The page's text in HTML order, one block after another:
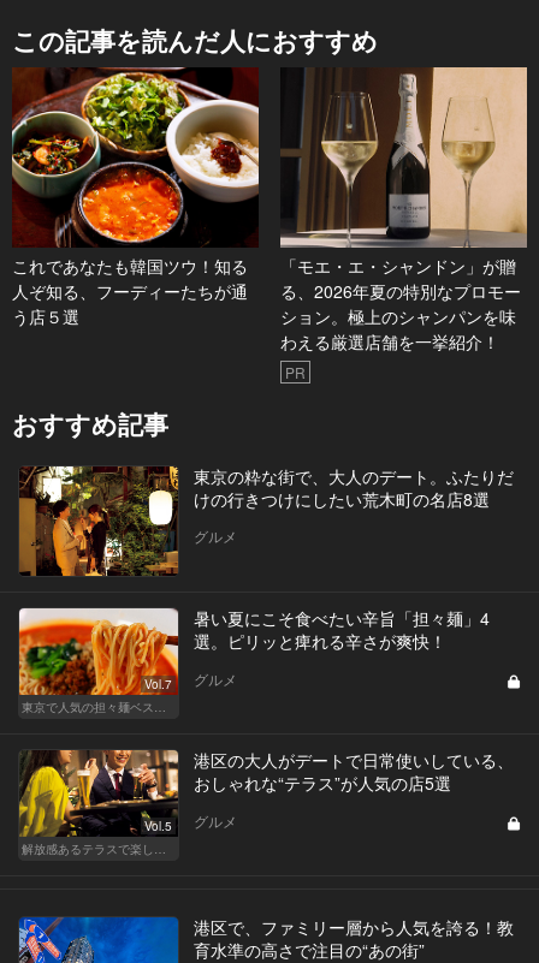
この記事を読んだ人におすすめ
これであなたも韓国ツウ！知る
人ぞ知る、フーディーたちが通
う店５選
「モエ・エ・シャンドン」が贈
る、2026年夏の特別なプロモー
ション。極上のシャンパンを味
わえる厳選店舗を一挙紹介！
PR
おすすめ記事
東京の粋な街で、大人のデート。ふたりだ
けの行きつけにしたい荒木町の名店8選
グルメ
Vol.7
東京で人気の担々麺ベストセレクション！
暑い夏にこそ食べたい辛旨「担々麺」4
選。ピリッと痺れる辛さが爽快！
グルメ
Vol.5
解放感あるテラスで楽しく飲める東京の人気店
港区の大人がデートで日常使いしている、
おしゃれな“テラス”が人気の店5選
グルメ
港区で、ファミリー層から人気を誇る！教
育水準の高さで注目の“あの街”